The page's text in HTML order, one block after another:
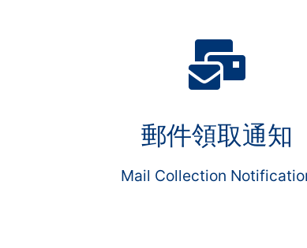
郵件領取通知
Mail Collection